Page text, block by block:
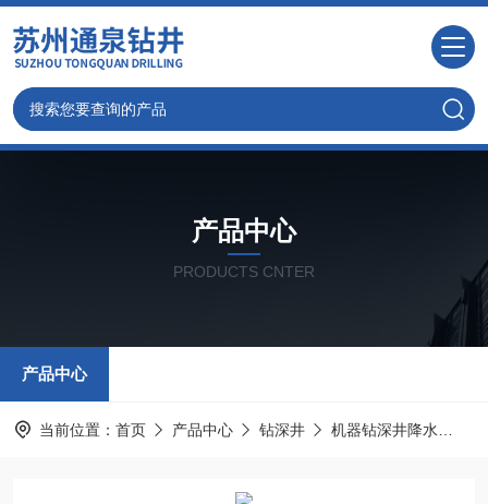
产品中心
PRODUCTS CNTER
产品中心
当前位置： 首页 产品中心 钻深井 机器钻深井降水